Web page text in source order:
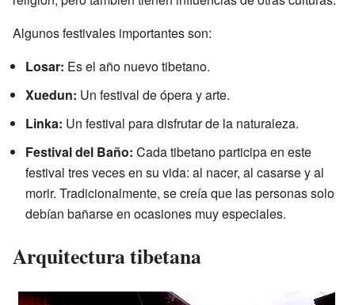
Algunos festivales importantes son:
Losar: Es el año nuevo tibetano.
Xuedun: Un festival de ópera y arte.
Linka: Un festival para disfrutar de la naturaleza.
Festival del Baño: Cada tibetano participa en este
festival tres veces en su vida: al nacer, al casarse y al
morir. Tradicionalmente, se creía que las personas solo
debían bañarse en ocasiones muy especiales.
Arquitectura tibetana